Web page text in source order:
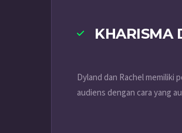
KHARISMA
Dyland dan Rachel memiliki
audiens dengan cara yang